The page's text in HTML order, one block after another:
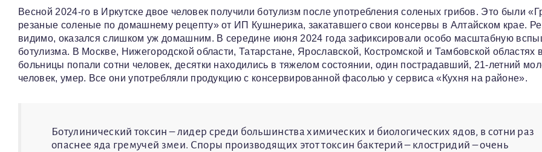
Весной 2024-го в Иркутске двое человек получили ботулизм после употребления соленых грибов. Это были
резаные соленые по домашнему рецепту» от ИП Кушнерика, закатавшего свои консервы в Алтайском крае.
видимо, оказался слишком уж домашним. В середине июня 2024 года зафиксировали особо масштабную
ботулизма. В Москве, Нижегородской области, Татарстане, Ярославской, Костромской и Тамбовской областях
больницы попали сотни человек, десятки находились в тяжелом состоянии, один пострадавший, 21-летний
человек, умер. Все они употребляли продукцию с консервированной фасолью у сервиса «Кухня на районе».
Ботулинический токсин – лидер среди большинства химических и биологических ядов, в сотни раз
опаснее яда гремучей змеи. Споры производящих этот токсин бактерий – клостридий – очень